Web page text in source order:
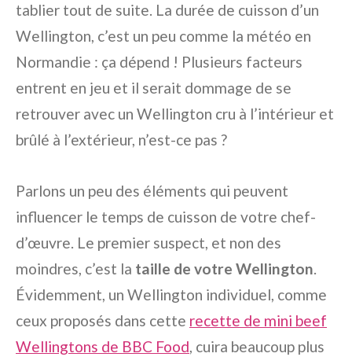
tablier tout de suite. La durée de cuisson d’un
Wellington, c’est un peu comme la météo en
Normandie : ça dépend ! Plusieurs facteurs
entrent en jeu et il serait dommage de se
retrouver avec un Wellington cru à l’intérieur et
brûlé à l’extérieur, n’est-ce pas ?
Parlons un peu des éléments qui peuvent
influencer le temps de cuisson de votre chef-
d’œuvre. Le premier suspect, et non des
moindres, c’est la taille de votre Wellington.
Évidemment, un Wellington individuel, comme
ceux proposés dans cette recette de mini beef
Wellingtons de BBC Food, cuira beaucoup plus